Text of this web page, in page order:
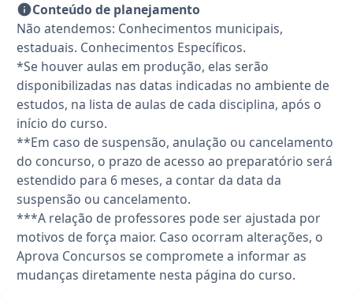
Conteúdo de planejamento
Não atendemos: Conhecimentos municipais,
estaduais. Conhecimentos Específicos.
*Se houver aulas em produção, elas serão
disponibilizadas nas datas indicadas no ambiente de
estudos, na lista de aulas de cada disciplina, após o
início do curso.
**Em caso de suspensão, anulação ou cancelamento
do concurso, o prazo de acesso ao preparatório será
estendido para 6 meses, a contar da data da
suspensão ou cancelamento.
***A relação de professores pode ser ajustada por
motivos de força maior. Caso ocorram alterações, o
Aprova Concursos se compromete a informar as
mudanças diretamente nesta página do curso.